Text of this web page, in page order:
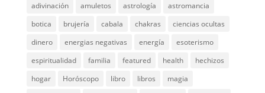
adivinación amuletos astrología
astromancia
botica
brujería cabala chakras
ciencias ocultas
dinero
energias negativas energía
esoterismo
espiritualidad
familia featured health
hechizos
hogar
Horóscopo libro libros
magia